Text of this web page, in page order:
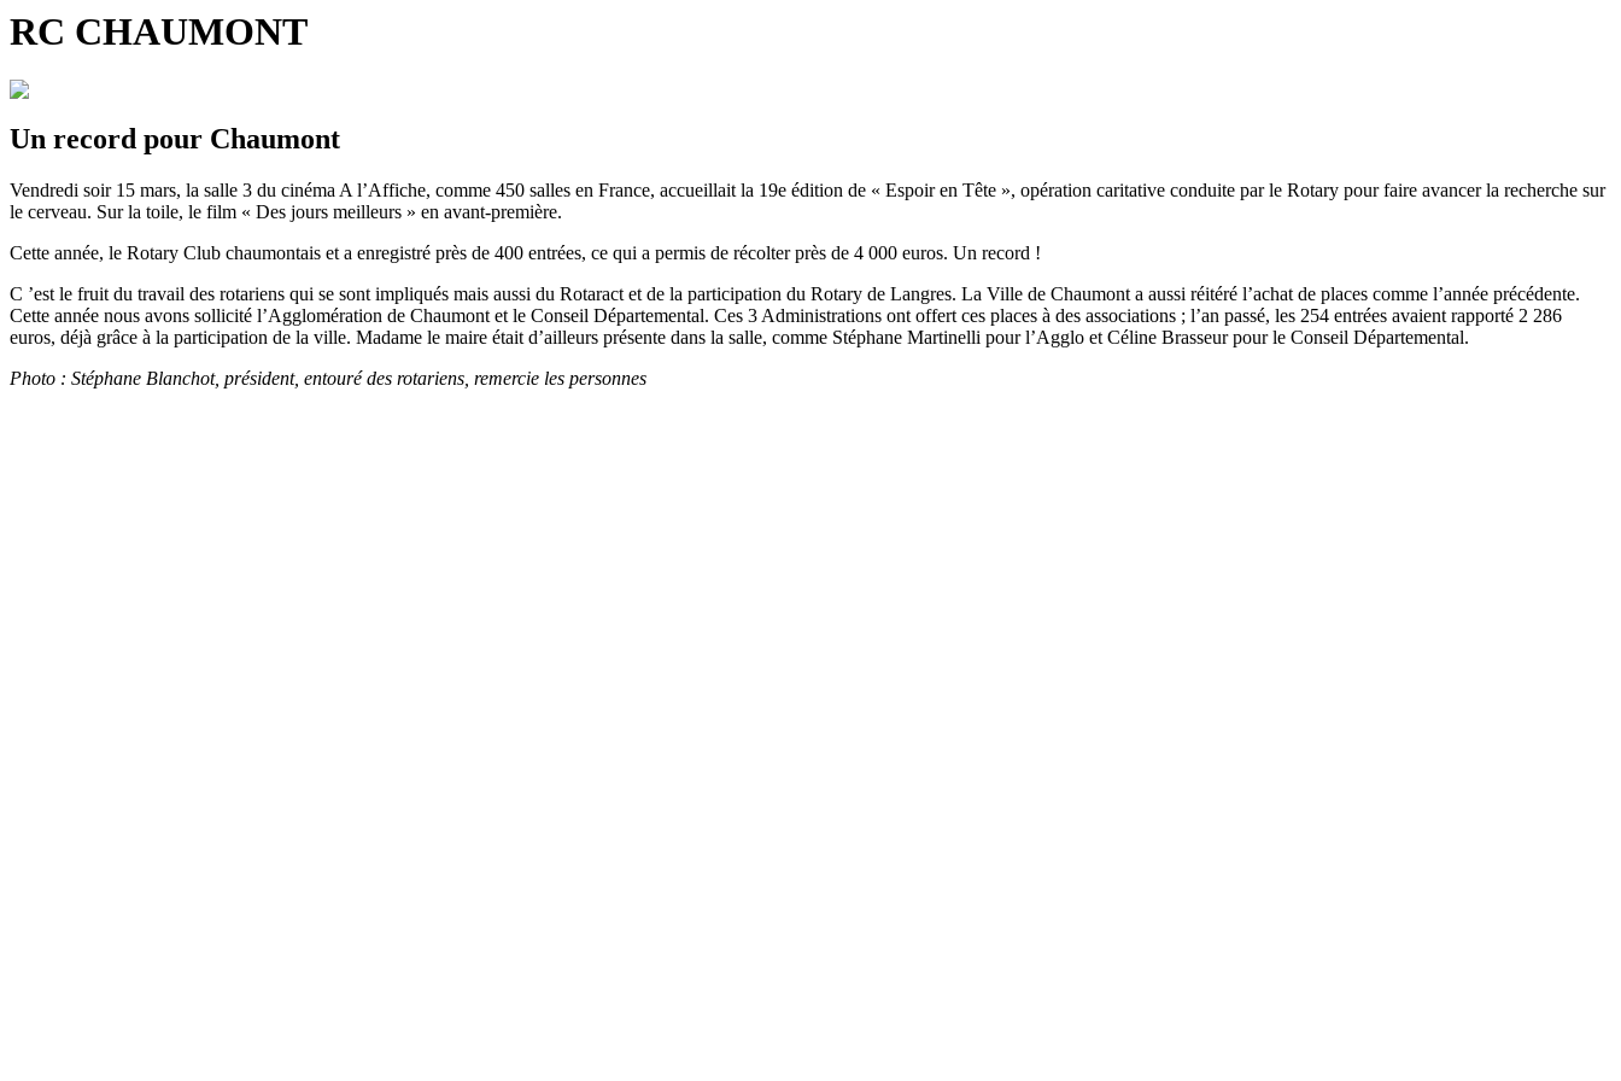
RC CHAUMONT
Un record pour Chaumont
Vendredi soir 15 mars, la salle 3 du cinéma A l’Affiche, comme 450 salles en France, accueillait la 19e édition de « Espoir en Tête », opération caritative conduite par le Rotary pour faire avancer la recherche sur
le cerveau. Sur la toile, le film « Des jours meilleurs » en avant-première.
Cette année, le Rotary Club chaumontais et a enregistré près de 400 entrées, ce qui a permis de récolter près de 4 000 euros. Un record !
C ’est le fruit du travail des rotariens qui se sont impliqués mais aussi du Rotaract et de la participation du Rotary de Langres. La Ville de Chaumont a aussi réitéré l’achat de places comme l’année précédente.
Cette année nous avons sollicité l’Agglomération de Chaumont et le Conseil Départemental. Ces 3 Administrations ont offert ces places à des associations ; l’an passé, les 254 entrées avaient rapporté 2 286
euros, déjà grâce à la participation de la ville. Madame le maire était d’ailleurs présente dans la salle, comme Stéphane Martinelli pour l’Agglo et Céline Brasseur pour le Conseil Départemental.
Photo : Stéphane Blanchot, président, entouré des rotariens, remercie les personnes